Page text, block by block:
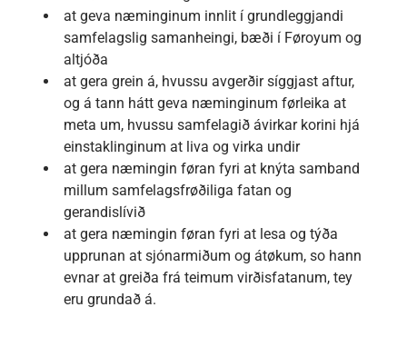
at geva næminginum innlit í grundleggjandi
samfelagslig samanheingi, bæði í Føroyum og
altjóða
at gera grein á, hvussu avgerðir síggjast aftur,
og á tann hátt geva næminginum førleika at
meta um, hvussu samfelagið ávirkar korini hjá
einstaklinginum at liva og virka undir
at gera næmingin føran fyri at knýta samband
millum samfelagsfrøðiliga fatan og
gerandislívið
at gera næmingin føran fyri at lesa og týða
upprunan at sjónarmiðum og átøkum, so hann
evnar at greiða frá teimum virðisfatanum, tey
eru grundað á.